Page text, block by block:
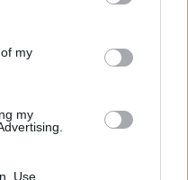
my
my
Use,